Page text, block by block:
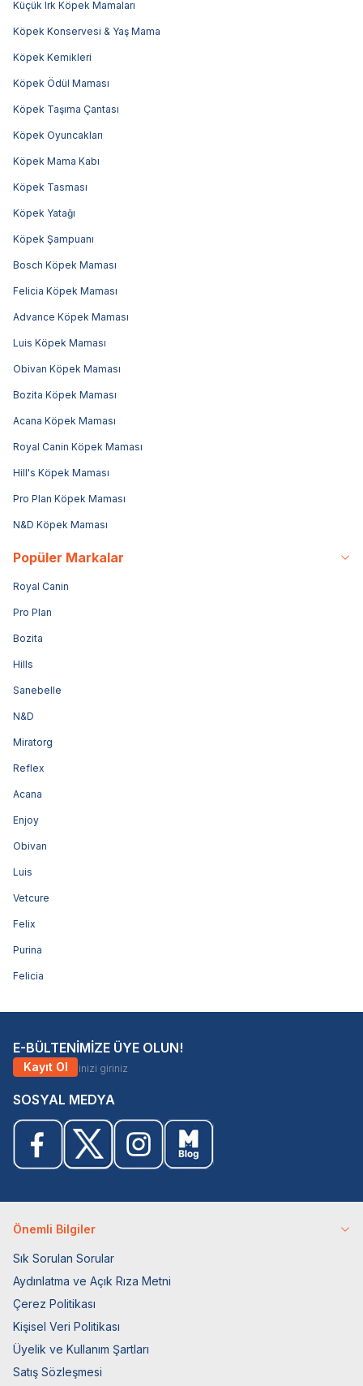
Küçük Irk Köpek Mamaları
Köpek Konservesi & Yaş Mama
Köpek Kemikleri
Köpek Ödül Maması
Köpek Taşıma Çantası
Köpek Oyuncakları
Köpek Mama Kabı
Köpek Tasması
Köpek Yatağı
Köpek Şampuanı
Bosch Köpek Maması
Felicia Köpek Maması
Advance Köpek Maması
Luis Köpek Maması
Obivan Köpek Maması
Bozita Köpek Maması
Acana Köpek Maması
Royal Canin Köpek Maması
Hill's Köpek Maması
Pro Plan Köpek Maması
N&D Köpek Maması
Popüler Markalar
Royal Canin
Pro Plan
Bozita
Hills
Sanebelle
N&D
Miratorg
Reflex
Acana
Enjoy
Obivan
Luis
Vetcure
Felix
Purina
Felicia
E-BÜLTENİMİZE ÜYE OLUN!
Kayıt Ol
SOSYAL MEDYA
Önemli Bilgiler
Sık Sorulan Sorular
Aydınlatma ve Açık Rıza Metni
Çerez Politikası
Kişisel Veri Politikası
Üyelik ve Kullanım Şartları
Satış Sözleşmesi